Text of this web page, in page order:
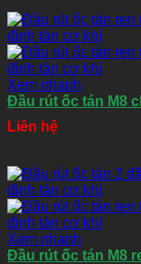
Xem nhanh
Đầu rút ốc tán M8
Liên hệ
Xem nhanh
Đầu rút ốc tán M8